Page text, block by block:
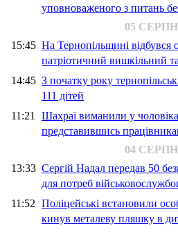
уповноваженого з питань
05
15:45 На Тернопільщині відбувся
патріотичний вишкільний
14:45 З початку року
111 дітей
11:21 Шахраї виманили у
представившись
04
13:33 Сергій Надал передав 50
для потреб
11:52 Поліцейські встановили
кинув металеву пляшку в